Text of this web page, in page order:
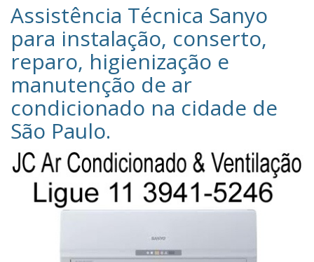
Assistência Técnica Sanyo‎
para instalação, conserto,
reparo, higienização e
manutenção de ar
condicionado na cidade de
São Paulo.